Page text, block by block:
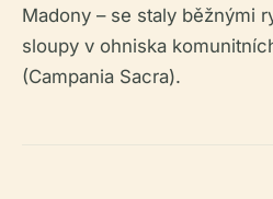
Madony – se staly běžnými
sloupy v ohniska
(Campania Sacra).